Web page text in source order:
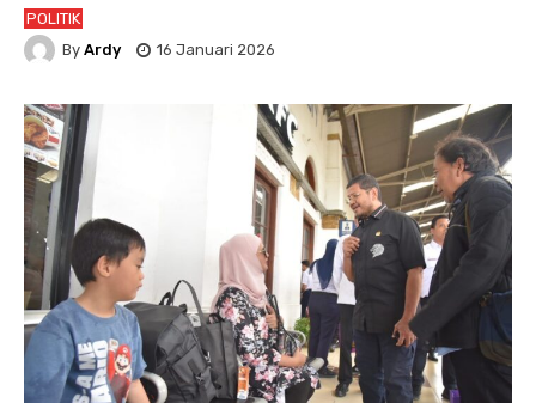
POLITIK
By Ardy 16 Januari 2026